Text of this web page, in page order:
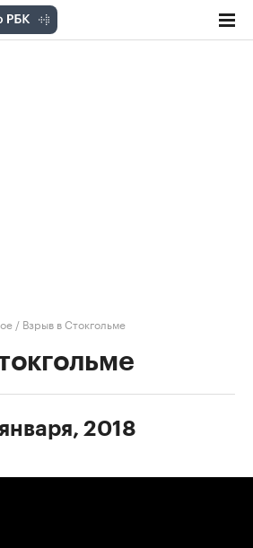
/ Взрыв в Стокгольме
2018